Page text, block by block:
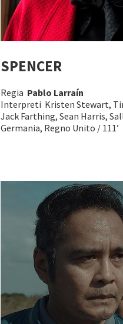
SPENCER
Regia Pablo Larraín
Interpreti Kristen Stewart,
Jack Farthing, Sean Harris,
Germania, Regno Unito / 111’